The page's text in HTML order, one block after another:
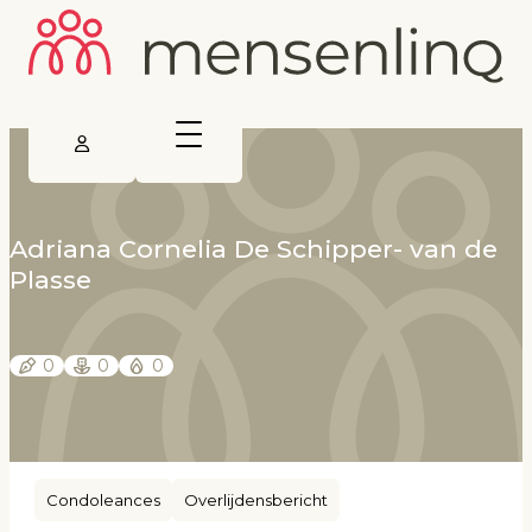
Adriana Cornelia De Schipper- van de
Plasse
0 0 0
Condoleances Overlijdensbericht